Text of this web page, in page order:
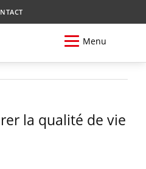
Menu
la qualité de vie